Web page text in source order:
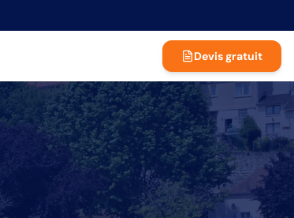
Devis gratuit